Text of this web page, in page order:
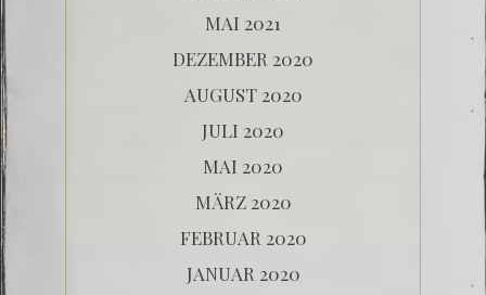
MAI 2021
DEZEMBER 2020
AUGUST 2020
JULI 2020
MAI 2020
MÄRZ 2020
FEBRUAR 2020
JANUAR 2020